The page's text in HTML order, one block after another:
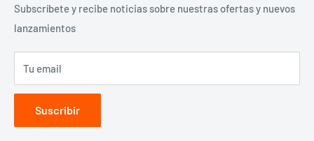
Aviso de Privacidad
Contacto para proveedores
Subscríbete y recibe noticias sobre nuestras ofertas y nuevos
lanzamientos
Tu email
Suscribir